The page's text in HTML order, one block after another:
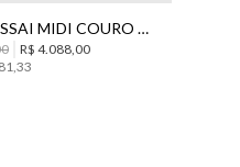
SAIA SOSSAI MIDI COURO BO.BÔ FEMININA
R$ 4.088,00
,33